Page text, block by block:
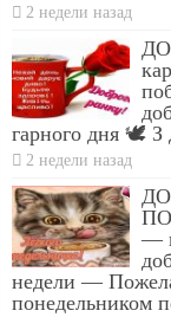
2 недели назад
гарного дня 🕊️ З
2 недели назад
—
недели —
понедельником